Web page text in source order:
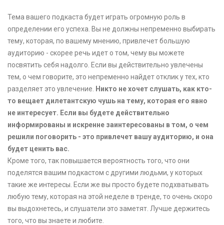
Тема вашего подкаста будет играть огромную роль в
определении его успеха. Вы не должны непременно выбирать
тему, которая, по вашему мнению, привлечет большую
аудиторию - скорее речь идет о том, чему вы можете
посвятить себя надолго. Если вы действительно увлечены
тем, о чем говорите, это непременно найдет отклик у тех, кто
разделяет это увлечение.
Никто не хочет слушать, как кто-
то вещает дилетантскую чушь на тему, которая его явно
не интересует. Если вы будете действительно
информированы и искренне заинтересованы в том, о чем
решили поговорить - это привлечет вашу аудиторию, и она
будет ценить вас.
Кроме того, так повышается вероятность того, что они
поделятся вашим подкастом с другими людьми, у которых
такие же интересы. Если же вы просто будете подхватывать
любую тему, которая на этой неделе в тренде, то очень скоро
вы выдохнетесь, и слушатели это заметят. Лучше держитесь
того, что вы знаете и любите.